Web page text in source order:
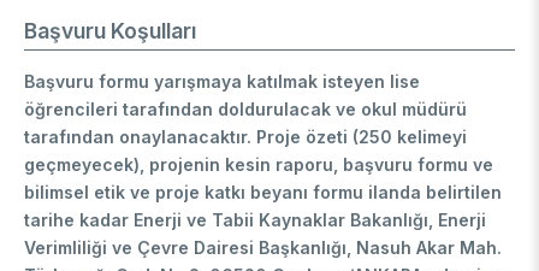
AB Çerçeve Programları
BURSLAR
Lisans / Önlisans
Mentorluk Desteği Programı
Burs Programları
Destek Programları
Lisansüstü
Eğitim Burs Programları
Araştırma Burs Programları
Uluslararası Burslar
Doktora Sonrası
Araştırma Burs Programları
Uluslararası Burslar
Uluslararası
Başvuru Koşulları
Başvuru formu yarışmaya katılmak isteyen lise
öğrencileri tarafından doldurulacak ve okul müdürü
tarafından onaylanacaktır. Proje özeti (250 kelimeyi
geçmeyecek), projenin kesin raporu, başvuru formu ve
bilimsel etik ve proje katkı beyanı formu ilanda belirtilen
tarihe kadar Enerji ve Tabii Kaynaklar Bakanlığı, Enerji
Verimliliği ve Çevre Dairesi Başkanlığı, Nasuh Akar Mah.